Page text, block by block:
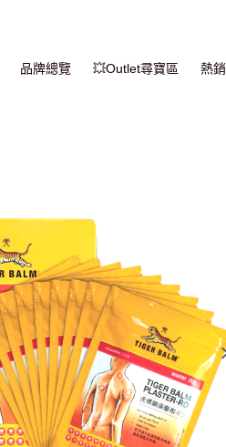
品牌總覽 💥Outlet尋寶區 熱